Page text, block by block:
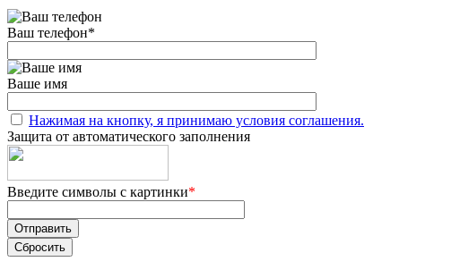
Ваш телефон*
Ваше имя
Нажимая на кнопку, я принимаю условия соглашения.
Защита от автоматического заполнения
Введите символы с картинки*